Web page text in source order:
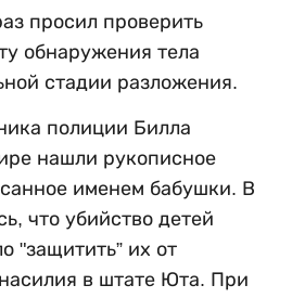
просил проверить
обнаружения тела
стадии разложения.
полиции Билла
нашли рукописное
именем бабушки. В
что убийство детей
"защитить” их от
в штате Юта. При